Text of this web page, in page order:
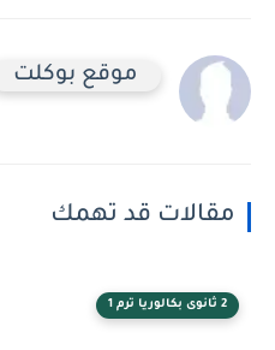
موقع بوكلت
مقالات قد تهمك
2 ثانوى بكالوريا ترم 1